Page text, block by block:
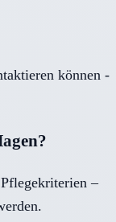
können -
–